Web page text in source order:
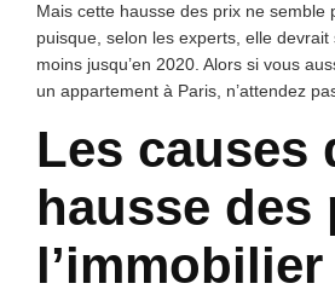
Mais cette hausse des prix ne semble
puisque, selon les experts, elle devrait
moins jusqu’en 2020. Alors si vous
un appartement à Paris, n’attendez
Les causes
hausse des